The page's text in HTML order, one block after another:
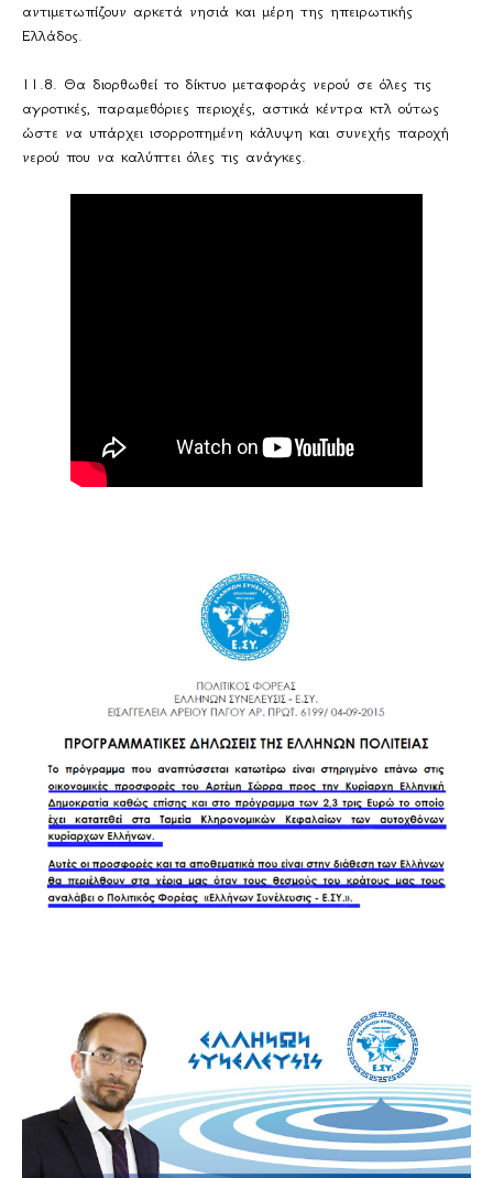
αντιμετωπίζουν αρκετά νησιά και μέρη της ηπειρωτικής
Ελλάδος.
11.8. Θα διορθωθεί το δίκτυο μεταφοράς νερού σε όλες τις
αγροτικές, παραμεθόριες περιοχές, αστικά κέντρα κτλ ούτως
ώστε να υπάρχει ισορροπημένη κάλυψη και συνεχής παροχή
νερού που να καλύπτει όλες τις ανάγκες.